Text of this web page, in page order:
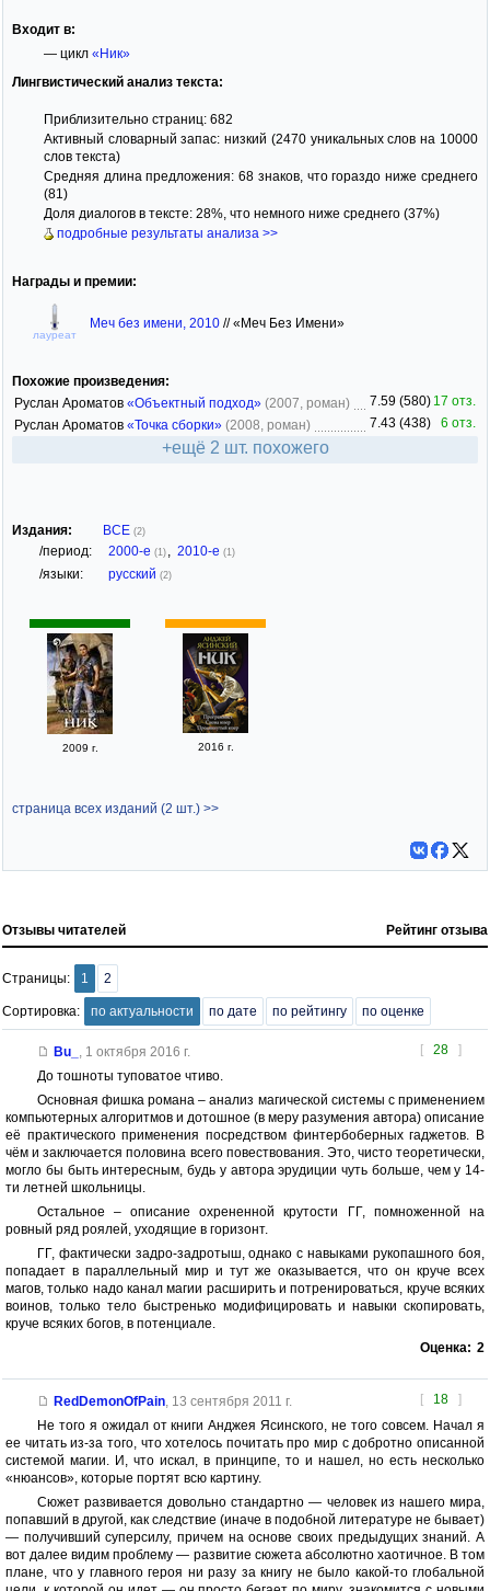
Входит в:
— цикл «Ник»
Лингвистический анализ текста:
Приблизительно страниц: 682
Активный словарный запас: низкий (2470 уникальных слов на 10000
слов текста)
Средняя длина предложения: 68 знаков, что гораздо ниже среднего
(81)
Доля диалогов в тексте: 28%, что немного ниже среднего (37%)
подробные результаты анализа >>
Награды и премии:
лауреат
Меч без имени, 2010 //«Меч Без Имени»
Похожие произведения:
Руслан Ароматов «Объектный подход» (2007, роман) 7.59 (580) 17 отз.
Руслан Ароматов «Точка сборки» (2008, роман) 7.43 (438) 6 отз.
+ещё 2 шт. похожего
Издания: ВСЕ (2)
/период: 2000-е (1) , 2010-е (1)
/языки: русский (2)
2009 г. 2016 г.
страница всех изданий (2 шт.) >>
Отзывы читателей Рейтинг отзыва
Страницы: 1 2
Сортировка: по актуальности по дате по рейтингу по оценке
[ 28 ]
Bu_ , 1 октября 2016 г.
До тошноты туповатое чтиво.
Основная фишка романа – анализ магической системы с применением
компьютерных алгоритмов и дотошное (в меру разумения автора) описание
её практического применения посредством финтербоберных гаджетов. В
чём и заключается половина всего повествования. Это, чисто теоретически,
могло бы быть интересным, будь у автора эрудиции чуть больше, чем у 14-
ти летней школьницы.
Остальное – описание охрененной крутости ГГ, помноженной на
ровный ряд роялей, уходящие в горизонт.
ГГ, фактически задро-задротыш, однако с навыками рукопашного боя,
попадает в параллельный мир и тут же оказывается, что он круче всех
магов, только надо канал магии расширить и потренироваться, круче всяких
воинов, только тело быстренько модифицировать и навыки скопировать,
круче всяких богов, в потенциале.
Оценка: 2
[ 18 ]
RedDemonOfPain, 13 сентября 2011 г.
Не того я ожидал от книги Анджея Ясинского, не того совсем. Начал я
ее читать из-за того, что хотелось почитать про мир с добротно описанной
системой магии. И, что искал, в принципе, то и нашел, но есть несколько
«нюансов», которые портят всю картину.
Сюжет развивается довольно стандартно — человек из нашего мира,
попавший в другой, как следствие (иначе в подобной литературе не бывает)
— получивший суперсилу, причем на основе своих предыдущих знаний. А
вот далее видим проблему — развитие сюжета абсолютно хаотичное. В том
плане, что у главного героя ни разу за книгу не было какой-то глобальной